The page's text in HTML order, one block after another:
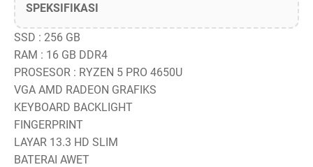
SPEKSIFIKASI
SSD : 256 GB
RAM : 16 GB DDR4
PROSESOR : RYZEN 5 PRO 4650U
VGA AMD RADEON GRAFIKS
KEYBOARD BACKLIGHT
FINGERPRINT
LAYAR 13.3 HD SLIM
BATERAI AWET